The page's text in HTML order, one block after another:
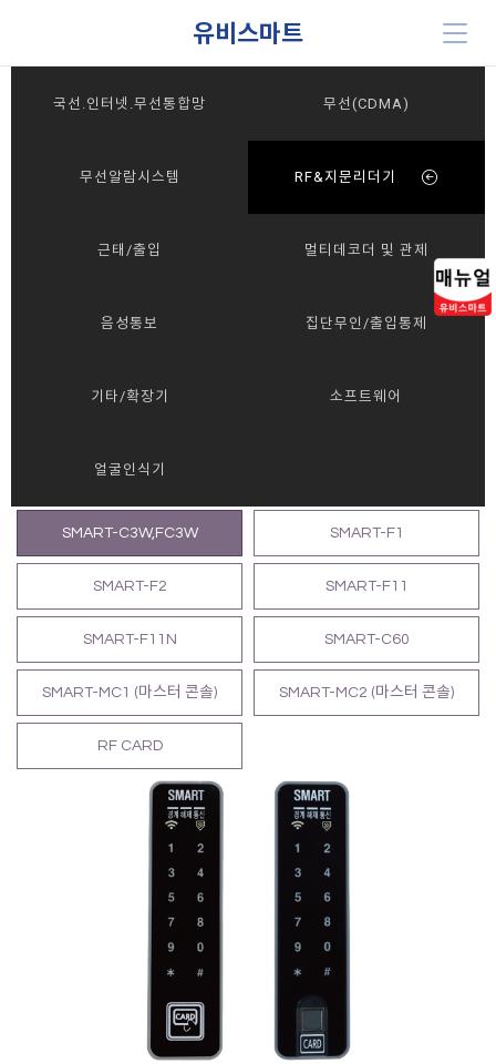
유비스마트
국선.인터넷.무선통합망 무선(CDMA)
무선알람시스템 RF&지문리더기
근태/출입 멀티데코더 및 관제
음성통보 집단무인/출입통제
기타/확장기 소프트웨어
얼굴인식기
SMART-C3W,FC3W SMART-F1
SMART-F2 SMART-F11
SMART-F11N SMART-C60
SMART-MC1 (마스터 콘솔) SMART-MC2 (마스터 콘솔)
RF CARD